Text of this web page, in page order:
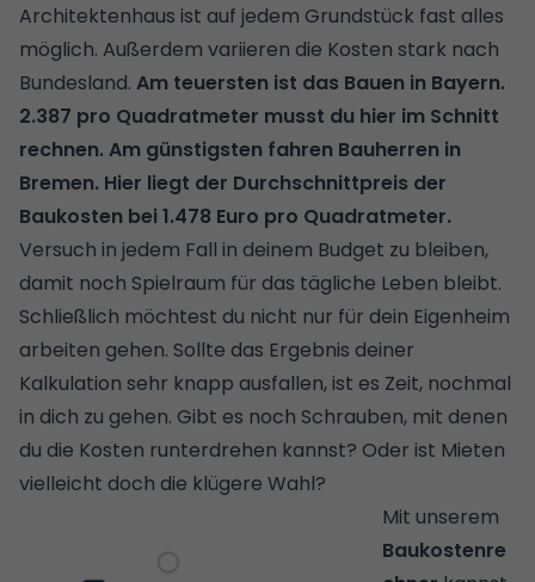
Architektenhaus ist auf jedem Grundstück fast alles
möglich. Außerdem variieren die Kosten stark nach
Bundesland. Am teuersten ist das Bauen in Bayern.
2.387 pro Quadratmeter musst du hier im Schnitt
rechnen. Am günstigsten fahren Bauherren in
Bremen. Hier liegt der Durchschnittpreis der
Baukosten bei 1.478 Euro pro Quadratmeter.
Versuch in jedem Fall in deinem Budget zu bleiben,
damit noch Spielraum für das tägliche Leben bleibt.
Schließlich möchtest du nicht nur für dein Eigenheim
arbeiten gehen. Sollte das Ergebnis deiner
Kalkulation sehr knapp ausfallen, ist es Zeit, nochmal
in dich zu gehen. Gibt es noch Schrauben, mit denen
du die Kosten runterdrehen kannst? Oder ist Mieten
vielleicht doch die klügere Wahl?
Mit unserem
Baukostenre